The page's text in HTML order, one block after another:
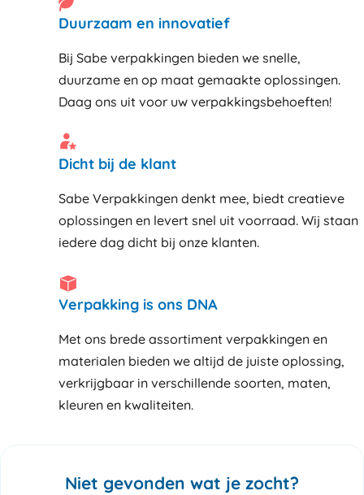
Duurzaam en innovatief
Bij Sabe verpakkingen bieden we snelle,
duurzame en op maat gemaakte oplossingen.
Daag ons uit voor uw verpakkingsbehoeften!
Dicht bij de klant
Sabe Verpakkingen denkt mee, biedt creatieve
oplossingen en levert snel uit voorraad. Wij staan
iedere dag dicht bij onze klanten
Verpakking is ons DNA
Met ons brede assortiment verpakkingen en
materialen bieden we altijd de juiste oplossing,
verkrijgbaar in verschillende soorten, maten,
kleuren en kwaliteiten.
Niet gevonden wat je zocht?